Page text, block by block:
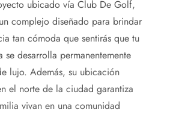
ubicado vía Club De Golf,
complejo diseñado para brindar
tan cómoda que sentirás que tu
desarrolla permanentemente
lujo. Además, su ubicación
el norte de la ciudad garantiza
vivan en una comunidad